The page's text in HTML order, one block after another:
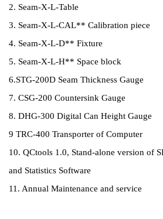
2. Seam-X-L-Table
3. Seam-X-L-CAL** Calibration piece
4. Seam-X-L-D** Fixture
5. Seam-X-L-H** Space block
6.STG-200D Seam Thickness Gauge
7. CSG-200 Countersink Gauge
8. DHG-300 Digital Can Height Gauge
9 TRC-400 Transporter of Computer
10. QCtools 1.0, Stand-alone version of
and Statistics Software
11. Annual Maintenance and service